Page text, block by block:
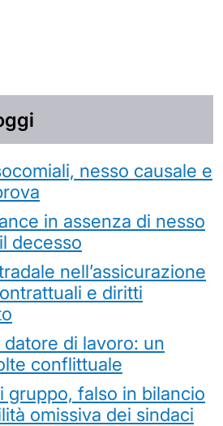
nesso causale e
in assenza di nesso
decesso
nell’assicurazione
e diritti
di lavoro: un
conflittuale
gruppo, falso in bilancio
omissiva dei sindaci